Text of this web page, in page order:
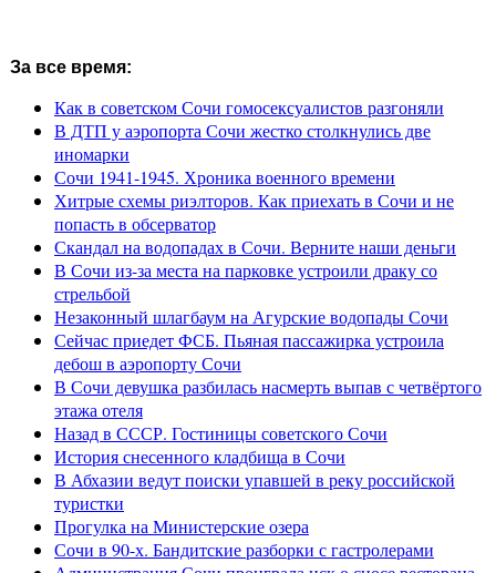
За все время:
Как в советском Сочи гомосексуалистов разгоняли
В ДТП у аэропорта Сочи жестко столкнулись две
иномарки
Сочи 1941-1945. Хроника военного времени
Хитрые схемы риэлторов. Как приехать в Сочи и не
попасть в обсерватор
Скандал на водопадах в Сочи. Верните наши деньги
В Сочи из-за места на парковке устроили драку со
стрельбой
Незаконный шлагбаум на Агурские водопады Сочи
Сейчас приедет ФСБ. Пьяная пассажирка устроила
дебош в аэропорту Сочи
В Сочи девушка разбилась насмерть выпав с четвёртого
этажа отеля
Назад в СССР. Гостиницы советского Сочи
История снесенного кладбища в Сочи
В Абхазии ведут поиски упавшей в реку российской
туристки
Прогулка на Министерские озера
Сочи в 90-х. Бандитские разборки с гастролерами